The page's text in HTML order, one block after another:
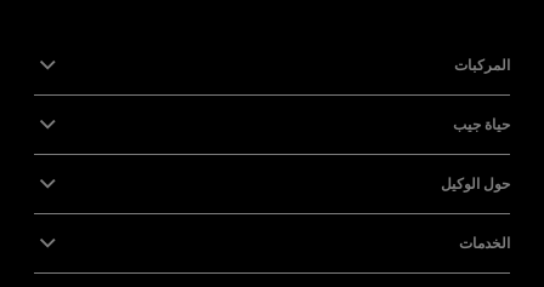
المركبات
حياة جيب
حول الوكيل
الخدمات